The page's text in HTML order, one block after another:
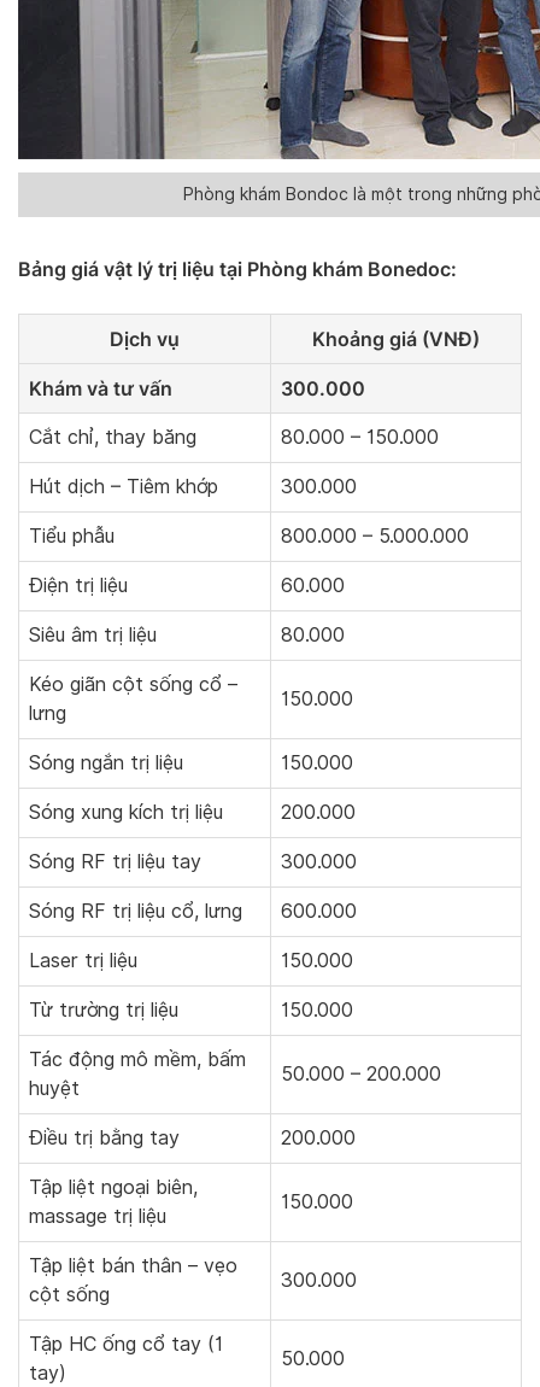
Phòng khám Bondoc là một trong những
Bảng giá vật lý trị liệu tại Phòng khám Bonedoc:
Dịch vụ Khoảng giá (VNĐ)
Khám và tư vấn 300.000
Cắt chỉ, thay băng 80.000 – 150.000
Hút dịch – Tiêm khớp 300.000
Tiểu phẫu 800.000 – 5.000.000
Điện trị liệu 60.000
Siêu âm trị liệu 80.000
Kéo giãn cột sống cổ –
lưng
150.000
Sóng ngắn trị liệu 150.000
Sóng xung kích trị liệu 200.000
Sóng RF trị liệu tay 300.000
Sóng RF trị liệu cổ, lưng 600.000
Laser trị liệu 150.000
Từ trường trị liệu 150.000
Tác động mô mềm, bấm
huyệt
50.000 – 200.000
Điều trị bằng tay 200.000
Tập liệt ngoại biên,
massage trị liệu
150.000
Tập liệt bán thân – vẹo
cột sống
300.000
Tập HC ống cổ tay (1
tay)
50.000